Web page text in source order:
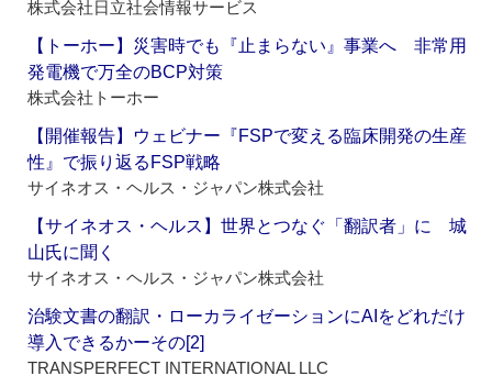
株式会社日立社会情報サービス
【トーホー】災害時でも『止まらない』事業へ 非常用
発電機で万全のBCP対策
株式会社トーホー
【開催報告】ウェビナー『FSPで変える臨床開発の生産
性』で振り返るFSP戦略
サイネオス・ヘルス・ジャパン株式会社
【サイネオス・ヘルス】世界とつなぐ「翻訳者」に 城
山氏に聞く
サイネオス・ヘルス・ジャパン株式会社
治験文書の翻訳・ローカライゼーションにAIをどれだけ
導入できるかーその[2]
TRANSPERFECT INTERNATIONAL LLC